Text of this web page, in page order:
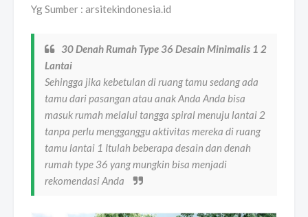
Yg Sumber : arsitekindonesia.id
30 Denah Rumah Type 36 Desain Minimalis 1 2
Lantai
Sehingga jika kebetulan di ruang tamu sedang ada
tamu dari pasangan atau anak Anda Anda bisa
masuk rumah melalui tangga spiral menuju lantai 2
tanpa perlu mengganggu aktivitas mereka di ruang
tamu lantai 1 Itulah beberapa desain dan denah
rumah type 36 yang mungkin bisa menjadi
rekomendasi Anda